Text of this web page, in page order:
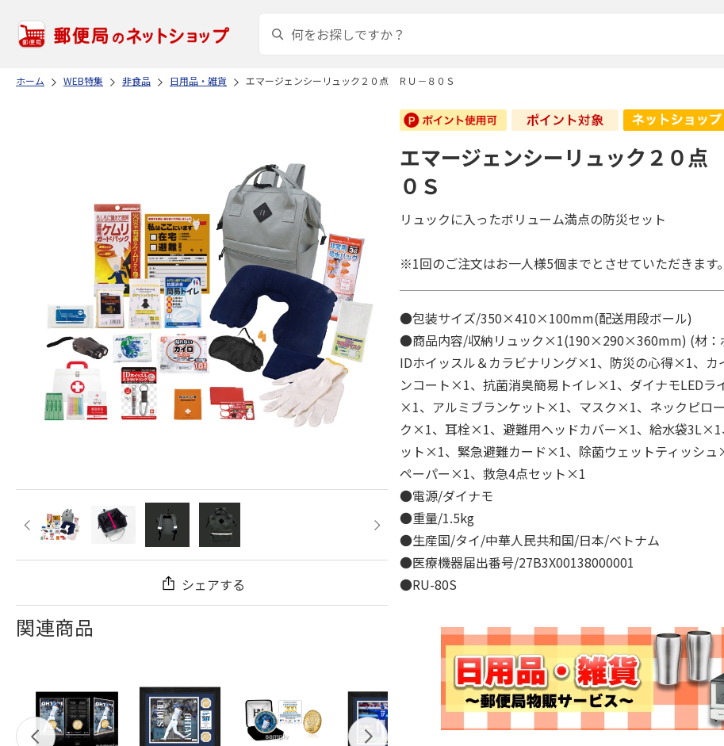
ホーム WEB特集 非食品 日用品・雑貨 エマージェンシーリュック２０点 ＲＵ－８０Ｓ
シェアする
関連商品
エマージェンシーリュック２０点
０Ｓ
リュックに入ったボリューム満点の防災セット
※1回のご注文はお一人様5個までとさせていただきます。
●包装サイズ/350×410×100mm(配送用段ボール)
●商品内容/収納リュック×1(190×290×360mm) (材：
IDホイッスル＆カラビナリング×1、防災の心得×1、
ンコート×1、抗菌消臭簡易トイレ×1、ダイナモLED
×1、アルミブランケット×1、マスク×1、ネックピロ
ク×1、耳栓×1、避難用ヘッドカバー×1、給水袋3L×1
ット×1、緊急避難カード×1、除菌ウェットティッシ
ペーパー×1、救急4点セット×1
●電源/ダイナモ
●重量/1.5kg
●生産国/タイ/中華人民共和国/日本/ベトナム
●医療機器届出番号/27B3X00138000001
●RU-80S